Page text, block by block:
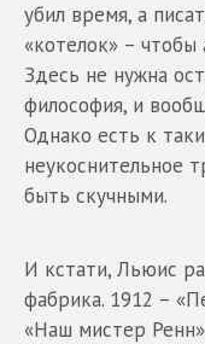
убил время, а
«котелок» – чтобы
Здесь не нужна
философия, и
Однако есть к
неукоснительное
быть скучными.
И кстати, Льюис
фабрика. 1912 –
«Наш мистер